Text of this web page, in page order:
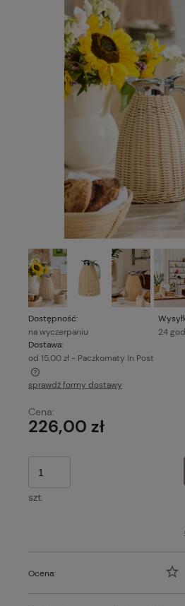
Dostępność:
na wyczerpaniu
24
Dostawa:
od 15,00 zł - Paczkomaty In Post
Cena nie zawiera ewentualnych
sprawdź formy dostawy
Cena:
226,00 zł
szt.
Ocena: